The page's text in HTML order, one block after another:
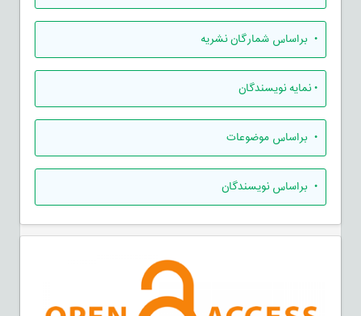
• براساس شمارگان نشریه
•نمایه نویسندگان
• براساس موضوعات
• براساس نویسندگان